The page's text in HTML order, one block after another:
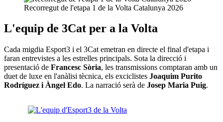
Recorregut de l'etapa 1 de la Volta Catalunya 2026
L'equip de 3Cat per a la Volta
Cada migdia Esport3 i el 3Cat emetran en directe el final d'etapa i
faran entrevistes a les estrelles principals. Sota la direcció i
presentació de Francesc Sòria, les transmissions comptaran amb un
duet de luxe en l'anàlisi tècnica, els exciclistes Joaquim Purito
Rodríguez i Àngel Edo. La narració serà de Josep Maria Puig.